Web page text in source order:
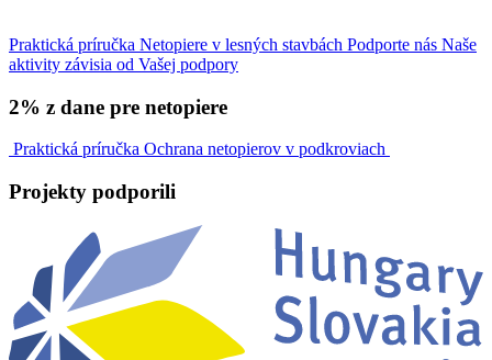
Praktická príručka Netopiere v lesných stavbách Podporte nás Naše
aktivity závisia od Vašej podpory
2% z dane pre netopiere
Praktická príručka Ochrana netopierov v podkroviach
Projekty podporili